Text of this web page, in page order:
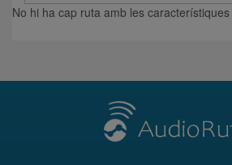
No hi ha cap ruta amb les